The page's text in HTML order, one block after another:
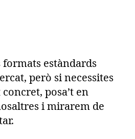
formats estàndards
però si necessites
posa’t en
i mirarem de